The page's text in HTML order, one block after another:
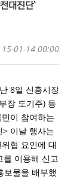
대진단`
15-01-14 00:00
8일 신흥시장
장 도기주) 등
이 참여하는
이날 행사는
협 요인에 대
를 이용해 신고
보물을 배부했